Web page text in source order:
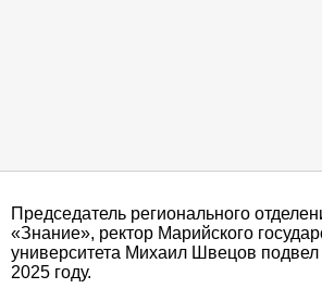
Председатель регионального
«Знание», ректор Марийского
университета Михаил Швецов подвел
2025 году.